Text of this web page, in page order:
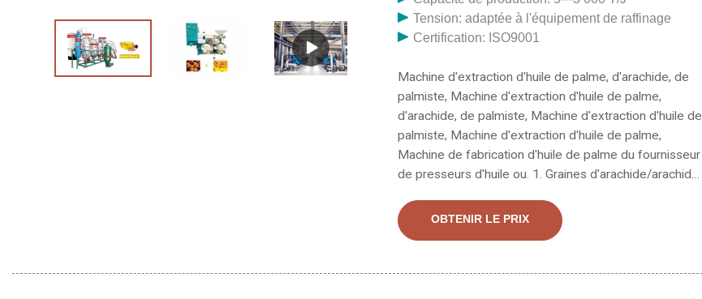
Tension: adaptée à l'équipement de raffinage
Certification: ISO9001
Machine d'extraction d'huile de palme, d'arachide, de
palmiste, Machine d'extraction d'huile de palme,
d'arachide, de palmiste, Machine d'extraction d'huile de
palmiste, Machine d'extraction d'huile de palme,
Machine de fabrication d'huile de palme du fournisseur
de presseurs d'huile ou. 1. Graines d'arachide/arachide.
%. L'huile d'arachide, également connue sous le nom
d'huile d'arachide ou d'huile d'arachide, est l'huile la plus
Est. L'huile d'arachide est disponible en version
OBTENIR LE PRIX